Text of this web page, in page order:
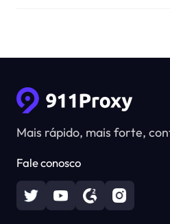
Mais rápido, mais forte,
Fale conosco